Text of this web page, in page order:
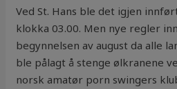
Ved St. Hans ble det igjen
klokka 03.00. Men nye regler
begynnelsen av august da alle
ble pålagt å stenge ølkranene
norsk amatør porn swingers